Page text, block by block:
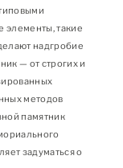
элементы, такие
надгробие
— от строгих и
методов
памятник
задуматься о